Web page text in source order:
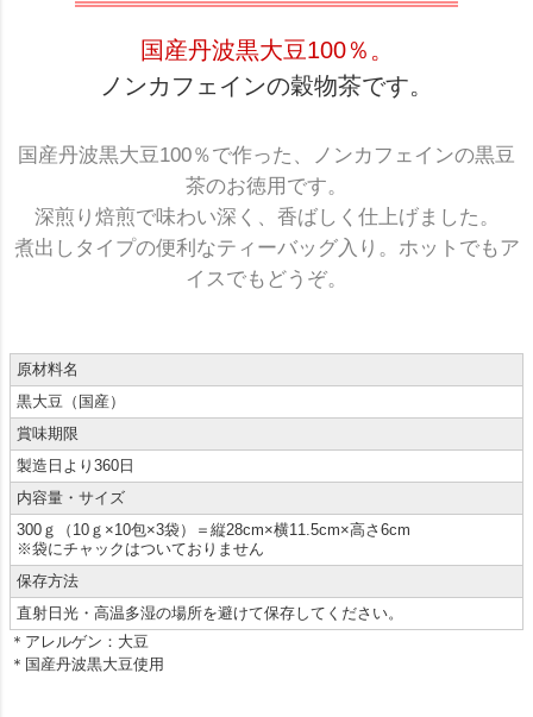
国産丹波黒大豆100％。
ノンカフェインの穀物茶です。
国産丹波黒大豆100％で作った、ノンカフェインの黒豆
茶のお徳用です。
深煎り焙煎で味わい深く、香ばしく仕上げました。
煮出しタイプの便利なティーバッグ入り。ホットでもア
イスでもどうぞ。
原材料名
黒大豆（国産）
賞味期限
製造日より360日
内容量・サイズ
300ｇ（10ｇ×10包×3袋）＝縦28cm×横11.5cm×高さ6cm
※袋にチャックはついておりません
保存方法
直射日光・高温多湿の場所を避けて保存してください。
＊アレルゲン：大豆
＊国産丹波黒大豆使用